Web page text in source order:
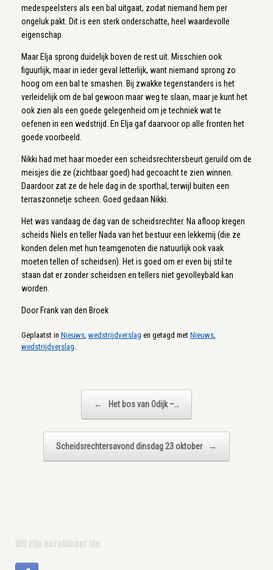
medespeelsters als een bal uitgaat, zodat niemand hem per
ongeluk pakt. Dit is een sterk onderschatte, heel waardevolle
eigenschap.
Maar Elja sprong duidelijk boven de rest uit. Misschien ook
figuurlijk, maar in ieder geval letterlijk, want niemand sprong zo
hoog om een bal te smashen. Bij zwakke tegenstanders is het
verleidelijk om de bal gewoon maar weg te slaan, maar je kunt het
ook zien als een goede gelegenheid om je techniek wat te
oefenen in een wedstrijd. En Elja gaf daarvoor op alle fronten het
goede voorbeeld.
Nikki had met haar moeder een scheidsrechtersbeurt geruild om de
meisjes die ze (zichtbaar goed) had gecoacht te zien winnen.
Daardoor zat ze de hele dag in de sporthal, terwijl buiten een
terraszonnetje scheen. Goed gedaan Nikki.
Het was vandaag de dag van de scheidsrechter. Na afloop kregen
scheids Niels en teller Nada van het bestuur een lekkernij (die ze
konden delen met hun teamgenoten die natuurlijk ook vaak
moeten tellen of scheidsen). Het is goed om er even bij stil te
staan dat er zonder scheidsen en tellers niet gevolleybald kan
worden.
Door Frank van den Broek
Geplaatst in Nieuws wedstrijdverslag en getagd met Nieuws
wedstrijdverslag
← Het bos van Odijk –…
Scheidsrechtersavond dinsdag 23 oktober →